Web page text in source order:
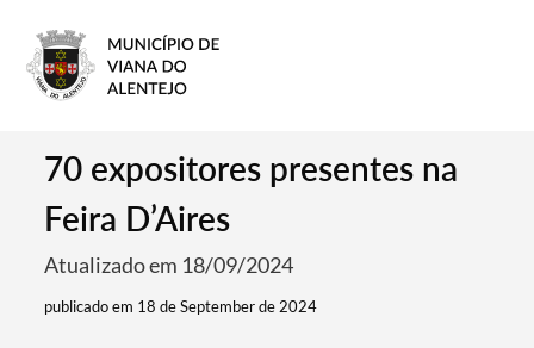
70 expositores presentes na
Feira D’Aires
Atualizado em 18/09/2024
publicado em 18 de September de 2024